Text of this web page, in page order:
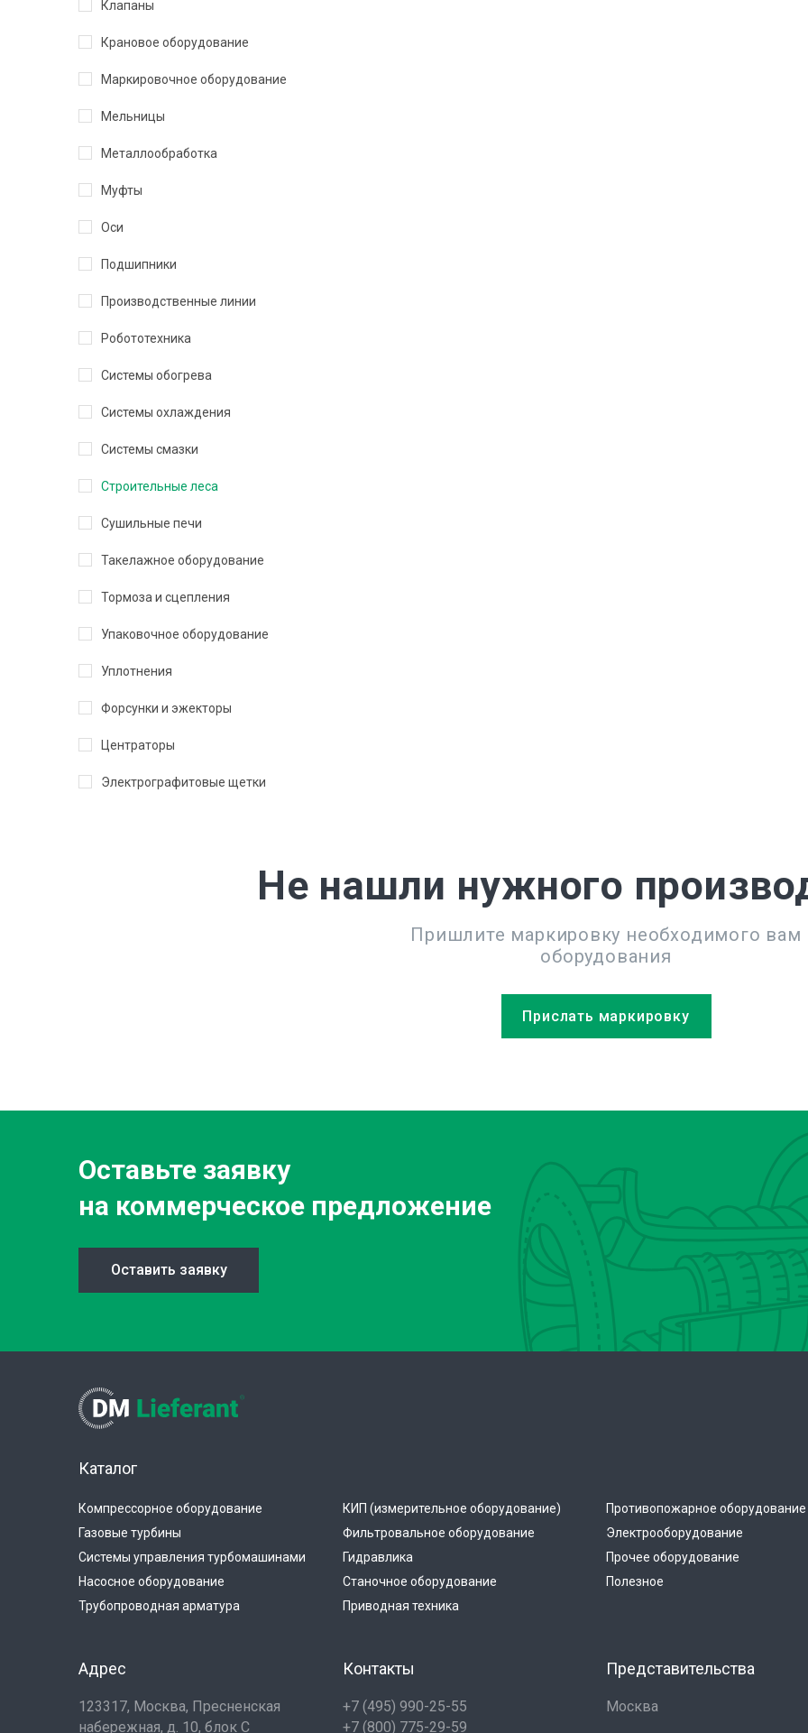
Клапаны
Крановое оборудование
Маркировочное оборудование
Мельницы
Металлообработка
Муфты
Оси
Подшипники
Производственные линии
Робототехника
Системы обогрева
Системы охлаждения
Системы смазки
Строительные леса
Сушильные печи
Такелажное оборудование
Тормоза и сцепления
Упаковочное оборудование
Уплотнения
Форсунки и эжекторы
Центраторы
Электрографитовые щетки
Не нашли нужного
Пришлите маркировку необходимого вам
оборудования
Прислать маркировку
Оставьте заявку
на коммерческое предложение
Оставить заявку
Каталог
Компрессорное оборудование
Газовые турбины
Системы управления турбомашинами
Насосное оборудование
Трубопроводная арматура
КИП (измерительное оборудование)
Фильтровальное оборудование
Гидравлика
Станочное оборудование
Приводная техника
Противопожарное оборудование
Электрооборудование
Прочее оборудование
Полезное
Адрес
123317, Москва, Пресненская
набережная, д. 10, блок С
Контакты
+7 (495) 990-25-55
+7 (800) 775-29-59
Представительства
Москва